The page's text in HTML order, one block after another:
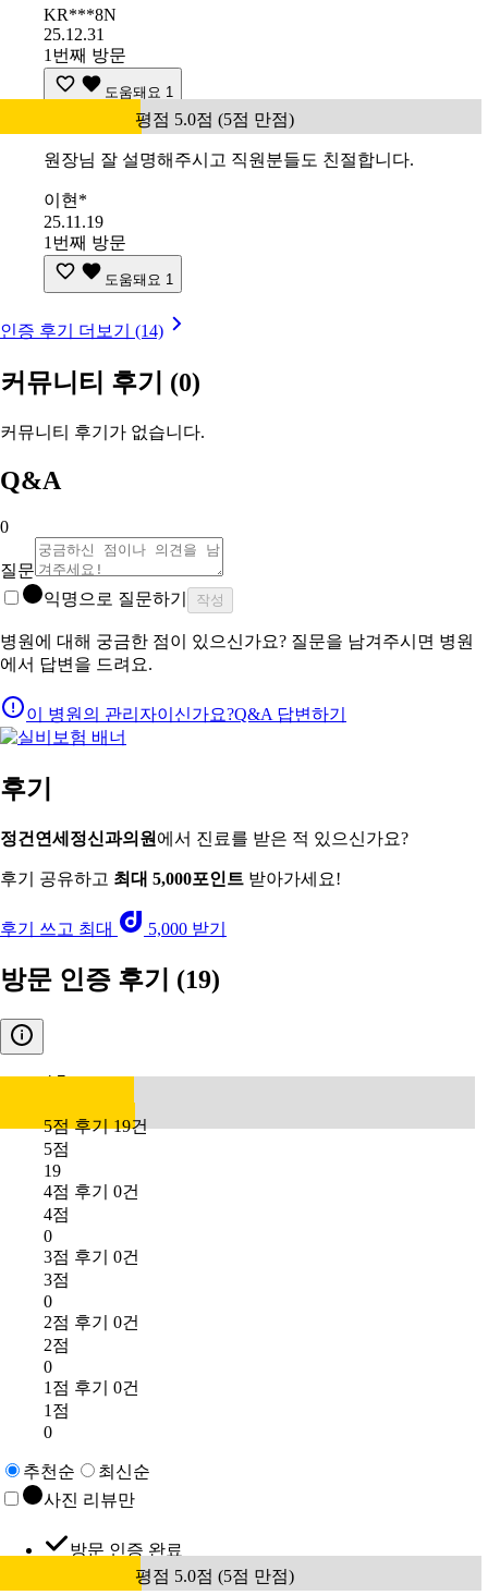
KR***8N
25.12.31
1번째 방문
도움돼요 1
평점 5.0점 (5점 만점)
원장님 잘 설명해주시고 직원분들도 친절합니다.
이현*
25.11.19
1번째 방문
도움돼요 1
인증 후기 더보기 (14)
커뮤니티 후기 (0)
커뮤니티 후기가 없습니다.
Q&A
0
질문
익명으로 질문하기
작성
병원에 대해 궁금한 점이 있으신가요? 질문을 남겨주시면 병원
에서 답변을 드려요.
이 병원의 관리자이신가요?Q&A 답변하기
후기
정건연세정신과의원 에서 진료를 받은 적 있으신가요?
후기 공유하고 최대 5,000포인트 받아가세요!
후기 쓰고 최대 5,000 받기
방문 인증 후기 (19)
4.7
5점 후기 19건
5점
19
4점 후기 0건
4점
0
3점 후기 0건
3점
0
2점 후기 0건
2점
0
1점 후기 0건
1점
0
추천순
최신순
사진 리뷰만
방문 인증 완료
평점 5.0점 (5점 만점)